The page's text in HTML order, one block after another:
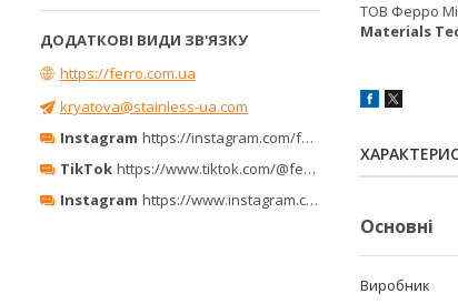
ТОВ Ферро
Materials
Основні
Виробник
https://ferro.com.ua
kryatova@stainless-ua.com
Instagram https://instagram.com/ferro_minerals/
TikTok https://www.tiktok.com/@ferrominerals
Instagram https://www.instagram.com/ferrominerals_kyiv/